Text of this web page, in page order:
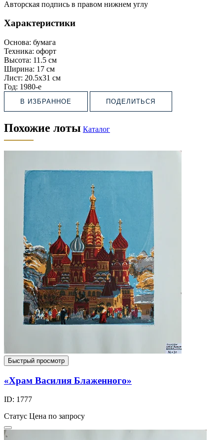
Авторская подпись в правом нижнем углу
Характеристики
Основа: бумага
Техника: офорт
Высота: 11.5 см
Ширина: 17 см
Лист: 20.5х31 см
Год: 1980-е
В ИЗБРАННОЕ ПОДЕЛИТЬСЯ
Похожие лоты Каталог
Быстрый просмотр
«Храм Василия Блаженного»
ID: 1777
Статус Цена по запросу